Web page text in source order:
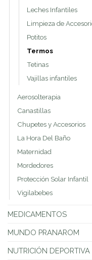
Leches Infantiles
Limpieza de
Potitos
Termos
Tetinas
Vajillas infantiles
Aerosolterapia
Canastillas
Chupetes y Accesorios
La Hora Del Baño
Maternidad
Mordedores
Protección Solar Infantil
Vigilabebes
MEDICAMENTOS
MUNDO PRANAROM
NUTRICIÓN DEPORTIVA